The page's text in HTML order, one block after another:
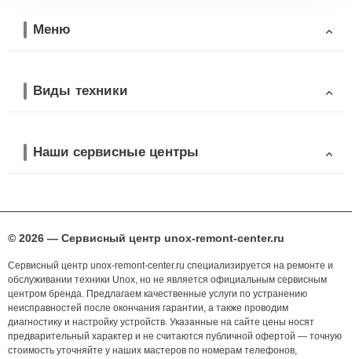
Меню
Виды техники
Наши сервисные центры
© 2026 — Сервисный центр unox-remont-center.ru
Сервисный центр unox-remont-center.ru специализируется на ремонте и
обслуживании техники Unox, но не является официальным сервисным
центром бренда. Предлагаем качественные услуги по устранению
неисправностей после окончания гарантии, а также проводим
диагностику и настройку устройств. Указанные на сайте цены носят
предварительный характер и не считаются публичной офертой — точную
стоимость уточняйте у наших мастеров по номерам телефонов,